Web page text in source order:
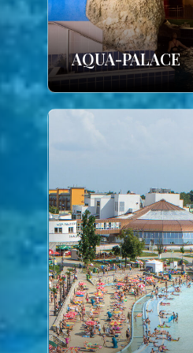
AQUA-PALACE